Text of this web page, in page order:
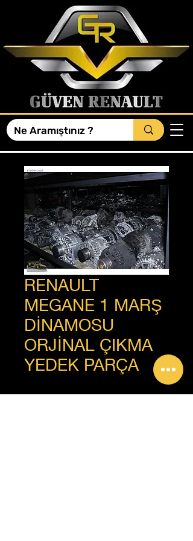
RENAULT
MEGANE 1 MARŞ
DİNAMOSU
ORJİNAL ÇIKMA
YEDEK PARÇA